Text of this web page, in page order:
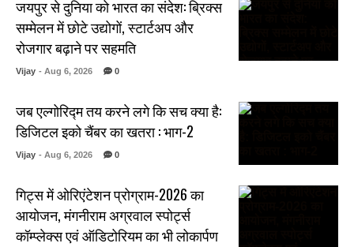
जयपुर से दुनिया को भारत का संदेश: ब्रिक्स
सम्मेलन में छोटे उद्योगों, स्टार्टअप और
रोजगार बढ़ाने पर सहमति
Vijay - Aug 6, 2026 0
जब एल्गोरिद्म तय करने लगे कि सच क्या है:
डिजिटल इको चैंबर का खतरा : भाग-2
Vijay - Aug 6, 2026 0
गिट्स में ओरिएंटेशन प्रोग्राम-2026 का
आयोजन, मंगनीराम अग्रवाल स्पोर्ट्स
कॉम्प्लेक्स एवं ऑडिटोरियम का भी लोकार्पण